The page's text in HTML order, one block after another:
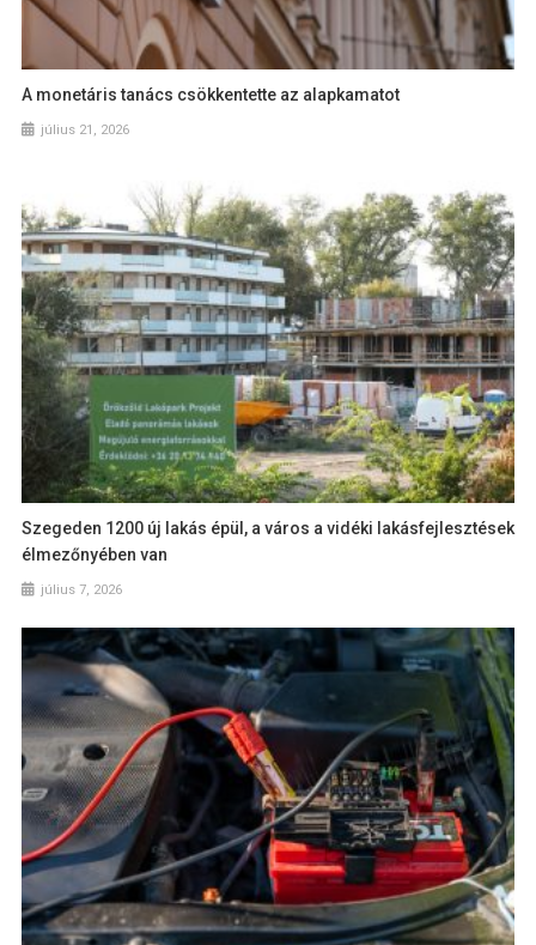
A monetáris tanács csökkentette az alapkamatot
július 21, 2026
Szegeden 1200 új lakás épül, a város a vidéki lakásfejlesztések
élmezőnyében van
július 7, 2026